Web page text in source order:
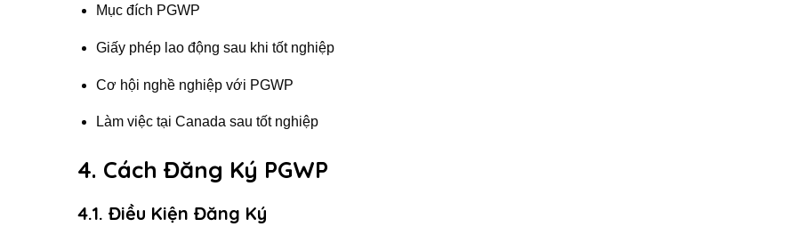
Mục đích PGWP
Giấy phép lao động sau khi tốt nghiệp
Cơ hội nghề nghiệp với PGWP
Làm việc tại Canada sau tốt nghiệp
4. Cách Đăng Ký PGWP
4.1. Điều Kiện Đăng Ký